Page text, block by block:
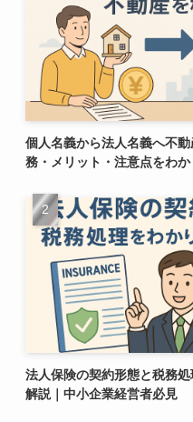
個人名義から法人名義へ不
務・メリット・注意点をわ
法人保険の契約形態と税務処
解説｜中小企業経営者必見